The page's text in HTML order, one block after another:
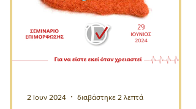
2 Ιουν 2024 διαβάστηκε 2 λεπτά